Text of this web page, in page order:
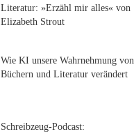
Literatur: »Erzähl mir alles« von
Elizabeth Strout
Wie KI unsere Wahrnehmung von
Büchern und Literatur verändert
Schreibzeug-Podcast: